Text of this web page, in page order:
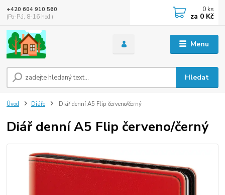
Menu
Hledat
+420 604 910 560
(Po-Pá, 8-16 hod.)
0 ks
za 0 Kč
Úvod Diáře Diář denní A5 Flip červeno/černý
Diář denní A5 Flip červeno/černý